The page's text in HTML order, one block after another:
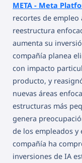
META - Meta
recortes de
reestructura
aumenta su
compañía planea
con impacto
producto, y
nuevas áreas
estructuras más
genera
de los empleados
compañía ha
inversiones de IA